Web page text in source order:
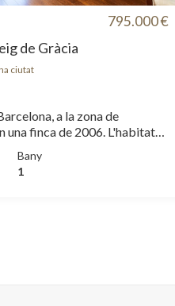
795.000 €
de Gràcia
ciutat
a la zona de
una finca de 2006. L'habitatge
estan en una mateixa
Totalment equipada amb
Bany
1